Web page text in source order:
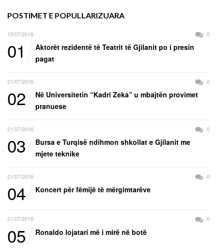
POSTIMET E POPULLARIZUARA
15/07/2016 0
01
Aktorët rezidentë të Teatrit të Gjilanit po i presin
pagat
21/07/2016 0
02
Në Universitetin “Kadri Zeka” u mbajtën provimet
pranuese
21/07/2016 0
03
Bursa e Turqisë ndihmon shkollat e Gjilanit me
mjete teknike
21/07/2016 0
04 Koncert për fëmijë të mërgimtarëve
21/07/2016 0
05 Ronaldo lojatari më i mirë në botë